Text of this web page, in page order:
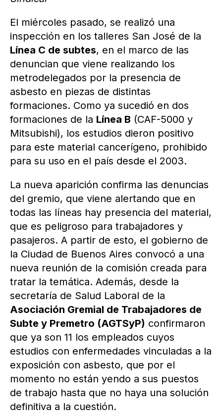
El miércoles pasado, se realizó una
inspección en los talleres San José de la
Línea C de subtes, en el marco de las
denuncian que viene realizando los
metrodelegados por la presencia de
asbesto en piezas de distintas
formaciones. Como ya sucedió en dos
formaciones de la Línea B (CAF-5000 y
Mitsubishi), los estudios dieron positivo
para este material cancerígeno, prohibido
para su uso en el país desde el 2003.
La nueva aparición confirma las denuncias
del gremio, que viene alertando que en
todas las líneas hay presencia del material,
que es peligroso para trabajadores y
pasajeros. A partir de esto, el gobierno de
la Ciudad de Buenos Aires convocó a una
nueva reunión de la comisión creada para
tratar la temática. Además, desde la
secretaría de Salud Laboral de la
Asociación Gremial de Trabajadores de
Subte y Premetro (AGTSyP) confirmaron
que ya son 11 los empleados cuyos
estudios con enfermedades vinculadas a la
exposición con asbesto, que por el
momento no están yendo a sus puestos
de trabajo hasta que no haya una solución
definitiva a la cuestión.